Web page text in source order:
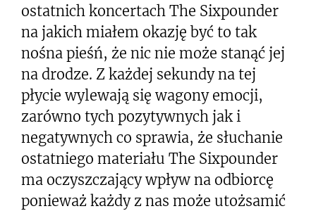
ostatnich koncertach The Sixpounder
na jakich miałem okazję być to tak
nośna pieśń, że nic nie może stanąć jej
na drodze. Z każdej sekundy na tej
płycie wylewają się wagony emocji,
zarówno tych pozytywnych jak i
negatywnych co sprawia, że słuchanie
ostatniego materiału The Sixpounder
ma oczyszczający wpływ na odbiorcę
ponieważ każdy z nas może utożsamić